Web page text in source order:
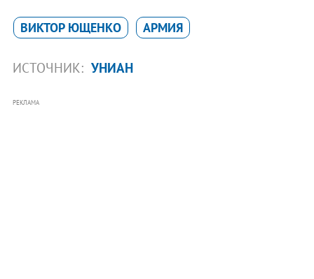
ВИКТОР ЮЩЕНКО АРМИЯ
ИСТОЧНИК: УНИАН
РЕКЛАМА